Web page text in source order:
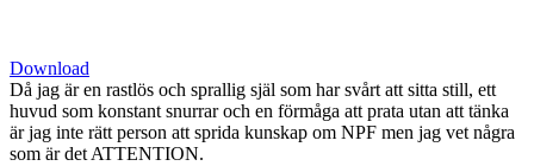
Download
Då jag är en rastlös och sprallig själ som har svårt att sitta still, ett
huvud som konstant snurrar och en förmåga att prata utan att tänka
är jag inte rätt person att sprida kunskap om NPF men jag vet några
som är det ATTENTION.